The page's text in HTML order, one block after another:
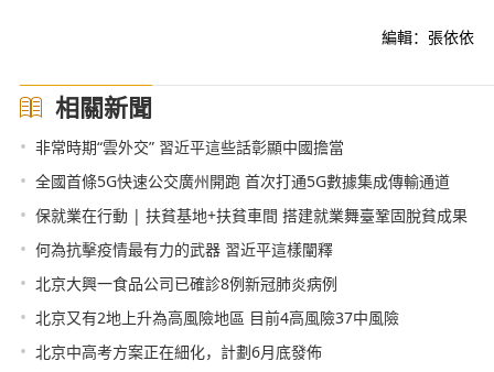
編輯：張依依
相關新聞
• 非常時期“雲外交” 習近平這些話彰顯中國擔當
• 全國首條5G快速公交廣州開跑 首次打通5G數據集成傳輸通道
• 保就業在行動 | 扶貧基地+扶貧車間 搭建就業舞臺鞏固脫貧成果
• 何為抗擊疫情最有力的武器 習近平這樣闡釋
• 北京大興一食品公司已確診8例新冠肺炎病例
• 北京又有2地上升為高風險地區 目前4高風險37中風險
• 北京中高考方案正在細化，計劃6月底發佈